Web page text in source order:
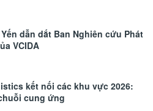
Yến dẫn dắt Ban Nghiên cứu Phát
VCIDA
kết nối các khu vực 2026:
cung ứng